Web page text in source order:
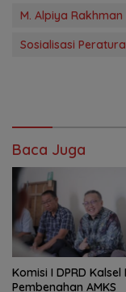
M. Alpiya Rakhman
Sosialisasi
Baca Juga
Komisi I DPRD
Pembenahan AMKS